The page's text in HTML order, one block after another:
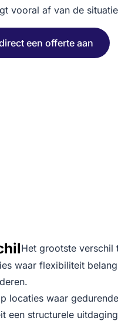
vooral af van de
een offerte aan
Het grootste verschil
waar flexibiliteit
locaties waar
een structurele